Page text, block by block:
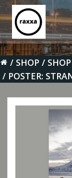
Zum
Inhalt
springen
SHOP SHOP
POSTER: